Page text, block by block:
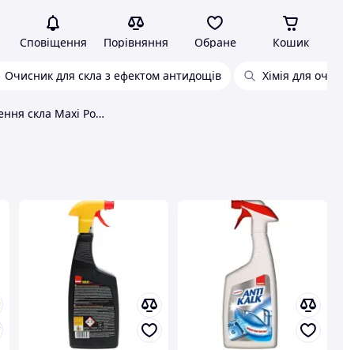
Сповіщення Порівняння Обране Кошик
Очисник для скла з ефектом антидощів Хімія для
Спрей для чищення скла Maxi Power